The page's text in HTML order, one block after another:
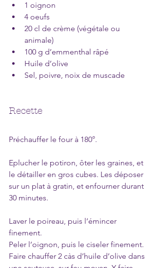
1 oignon
4 oeufs
20 cl de crème (végétale ou
animale)
100 g d’emmenthal râpé
Huile d’olive
Sel, poivre, noix de muscade
Recette
Préchauffer le four à 180°.
Eplucher le potiron, ôter les graines, et
le détailler en gros cubes. Les déposer
sur un plat à gratin, et enfourner durant
30 minutes.
Laver le poireau, puis l’émincer
finement.
Peler l’oignon, puis le ciseler finement.
Faire chauffer 2 càs d’huile d’olive dans